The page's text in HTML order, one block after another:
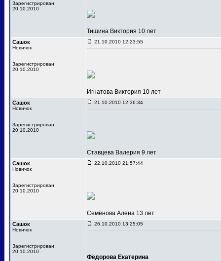
Зарегистрирован:
20.10.2010
Тишина Виктория 10 лет
Сашок
Новичок
Зарегистрирован:
20.10.2010
21.10.2010 12:23:55
Игнатова Виктория 10 лет
Сашок
Новичок
Зарегистрирован:
20.10.2010
21.10.2010 12:36:34
Ставцева Валерия 9 лет
Сашок
Новичок
Зарегистрирован:
20.10.2010
22.10.2010 21:57:44
Семёнова Алена 13 лет
Сашок
Новичок
Зарегистрирован:
20.10.2010
26.10.2010 13:25:05
Фёдорова Екатерина